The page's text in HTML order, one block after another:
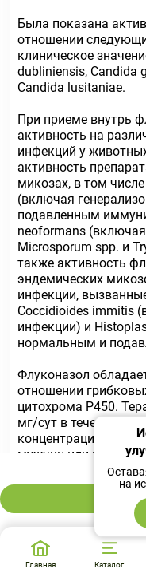
Была показана
отношении
клиническое
dubliniensis, Candida
Candida lusitaniae.
При приеме внутрь
активность на
инфекций у
активность
микозах, в том
(включая
подавленным
neoformans
Microsporum spp. и
также активность
эндемических
инфекции,
Coccidioides immitis
инфекции) и
нормальным и
Флуконазол
отношении
цитохрома Р450.
мг/сут в течение до
концентрацию
мужчин или
детородного
Флуконазол в дозе
клинически
эндогенных
мужчин-
Главная Каталог
на